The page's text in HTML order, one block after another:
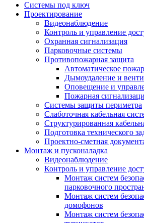
Системы под ключ
Проектирование
Видеонаблюдение
Контроль и управление
Охранная сигнализация
Парковочные системы
Противопожарная защита
Автоматическое
Дымоудаление и
Оповещение и
Пожарная
Системы защиты периметра
Слаботочная кабельная
Структурированная
Подготовка технического
Проектно-сметная
Монтаж и пусконаладка
Видеонаблюдение
Контроль и управление
Монтаж систем
парковочного
Монтаж систем
домофонов
Монтаж систем